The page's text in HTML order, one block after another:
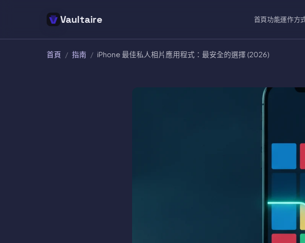
Vaultaire 首頁功能運作方
首頁 / 指南 / iPhone 最佳私人相片應用程式：最安全的選擇 (2026)